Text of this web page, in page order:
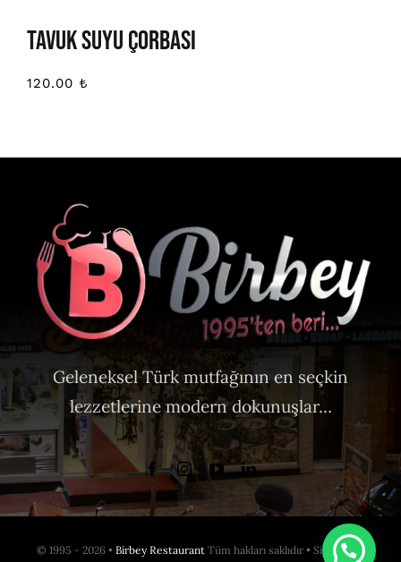
TAVUK SUYU ÇORBASI
120.00 ₺
Geleneksel Türk mutfağının en seçkin
lezzetlerine modern dokunuşlar…
© 1995 - 2026 • Birbey Restaurant Tüm hakları saklıdır • Sitede yer